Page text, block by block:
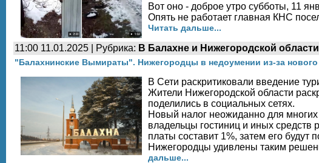
Вот оно - доброе утро субботы, 11
Опять не работает главная КНС
Читать дальше...
11:00 11.01.2025 | Рубрика: В Балахне и Нижегородской области
"Балахнинские Вымираты". Нижегородцы в недоумении из-за нового
В Сети раскритиковали введение
Жители Нижегородской области
поделились в социальных сетях.
Новый налог неожиданно для
владельцы гостиниц и иных средств
платы составит 1%, затем его будут
Нижегородцы удивлены таким
дальше...